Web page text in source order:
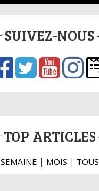
SUIVEZ-NOUS
TOP ARTICLES
SEMAINE| MOIS | TOUS